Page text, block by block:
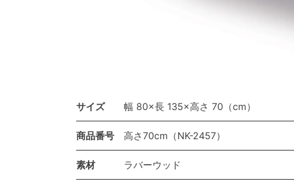
サイズ 幅 80×長 135×高さ 70（cm）
商品番号 高さ70cm（NK-2457）
素材 ラバーウッド